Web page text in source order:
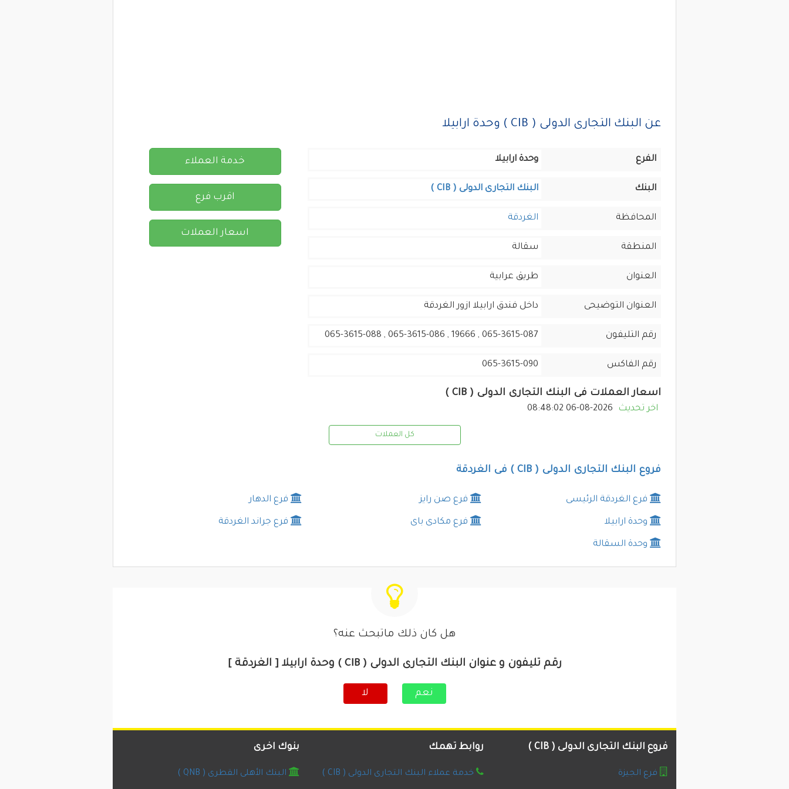
عن البنك التجارى الدولى ( CIB ) وحدة ارابيلا
الفرع وحدة ارابيلا
البنك البنك التجارى الدولى ( CIB )
المحافظة الغردقة
المنطقة سقالة
العنوان طريق عرابية
العنوان التوضيحى داخل فندق ارابيلا ازور الغردقة
رقم التليفون 065-3615-087 , 19666 , 065-3615-086 , 065-3615-088
رقم الفاكس 065-3615-090
خدمة العملاء
اقرب فرع
اسعار العملات
اسعار العملات فى البنك التجارى الدولى ( CIB )
اخر تحديث 2026-08-06 08:48:02
كل العملات
فروع البنك التجارى الدولى ( CIB ) فى الغردقة
فرع الغردقة الرئيسى فرع صن رايز فرع الدهار
وحدة ارابيلا فرع مكادى باى فرع جراند الغردقة
وحدة السقالة
هل كان ذلك ماتبحث عنه؟
رقم تليفون و عنوان البنك التجارى الدولى ( CIB ) وحدة ارابيلا [ الغردقة ]
نعم لا
فروع البنك التجارى الدولى ( CIB )
فرع الجيزة
روابط تهمك
خدمة عملاء البنك التجارى الدولى ( CIB )
بنوك اخرى
البنك الأهلى القطرى ( QNB )